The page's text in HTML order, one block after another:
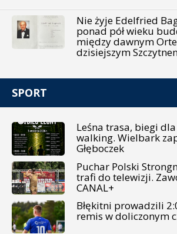
Nie żyje Edelfried
ponad pół wieku
między dawnym
dzisiejszym
SPORT
Leśna trasa, biegi
walking. Wielbark
Głęboczek
Puchar Polski
trafi do telewizji.
CANAL+
Błękitni prowadzili
remis w doliczonym